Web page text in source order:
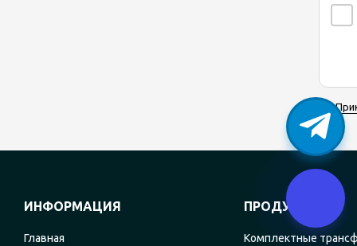
ИНФОРМАЦИЯ
Главная
ПРОДУКЦИЯ
Комплектные